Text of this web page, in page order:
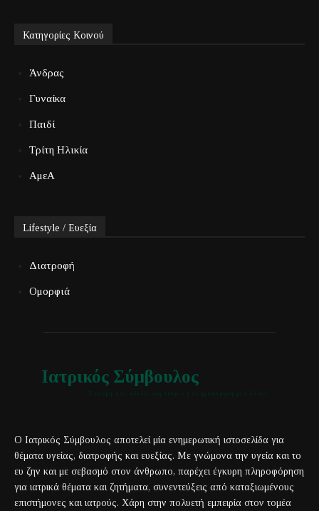
Κατηγορίες Κοινού
Άνδρας
Γυναίκα
Παιδί
Τρίτη Ηλικία
ΑμεΑ
Lifestyle / Ευεξία
Διατροφή
Ομορφιά
Ιατρικός Σύμβουλος
Ο Ιατρικός Σύμβουλος αποτελεί μία ενημερωτική ιστοσελίδα για
θέματα υγείας, διατροφής και ευεξίας. Με γνώμονα την υγεία και το
ευ ζην και με σεβασμό στον άνθρωπο, παρέχει έγκυρη πληροφόρηση
για ιατρικά θέματα και ζητήματα, συνεντεύξεις από καταξιωμένους
επιστήμονες και ιατρούς. Χάρη στην πολυετή εμπειρία στον τομέα